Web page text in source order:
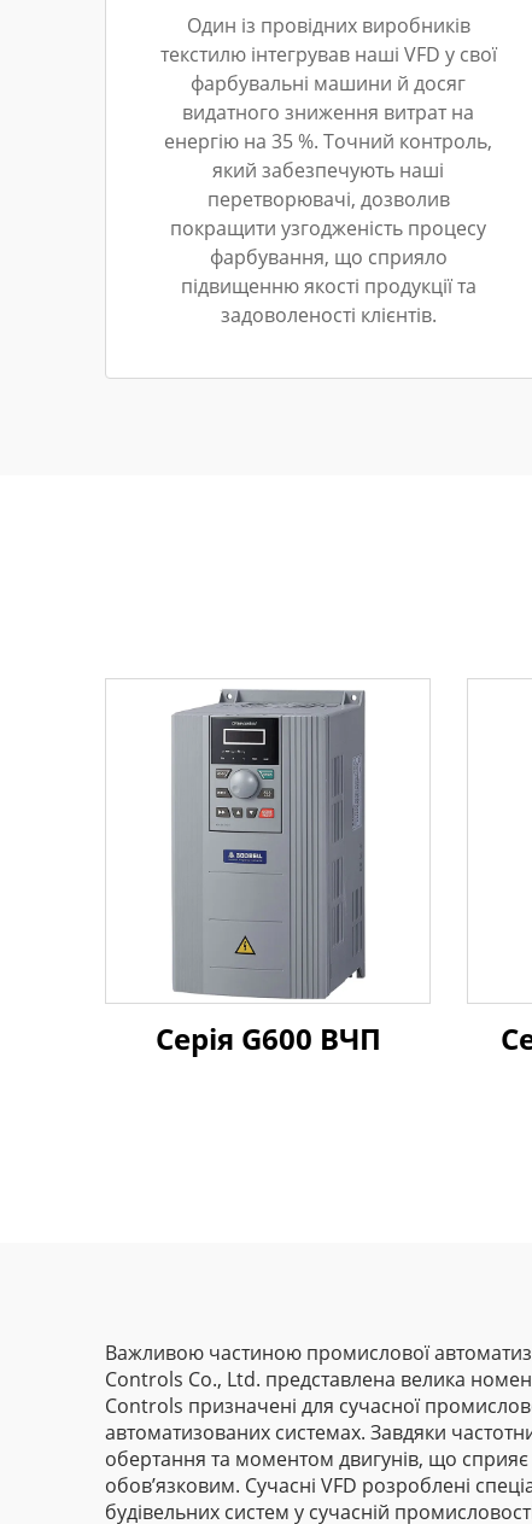
Один із провідних виробників
текстилю інтегрував наші VFD у свої
фарбувальні машини й досяг
видатного зниження витрат на
енергію на 35 %. Точний контроль,
який забезпечують наші
перетворювачі, дозволив
покращити узгодженість процесу
фарбування, що сприяло
підвищенню якості продукції та
задоволеності клієнтів.
Серія G600 ВЧП
Важливою частиною промислової
Controls Co., Ltd. представлена велика
Controls призначені для сучасної
автоматизованих системах. Завдяки
обертання та моментом двигунів, що сприяє
обов’язковим. Сучасні VFD розроблені
будівельних систем у сучасній